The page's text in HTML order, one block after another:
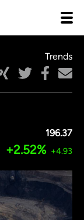
Trends
196.37
+2.52% +4.93